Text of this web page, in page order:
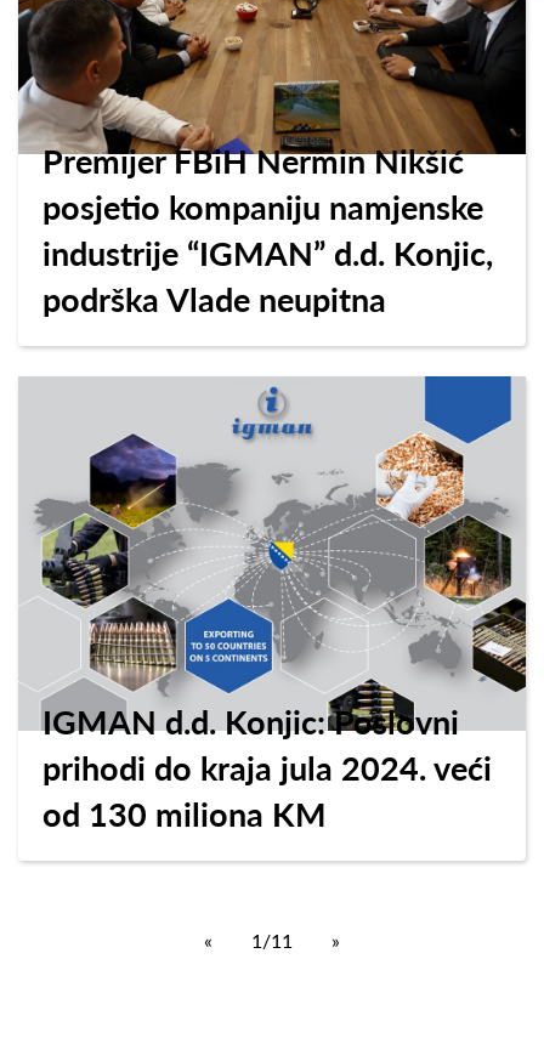
Premijer FBiH Nermin Nikšić
posjetio kompaniju namjenske
industrije “IGMAN” d.d. Konjic,
podrška Vlade neupitna
IGMAN d.d. Konjic: Poslovni
prihodi do kraja jula 2024. veći
od 130 miliona KM
« 1/11 »